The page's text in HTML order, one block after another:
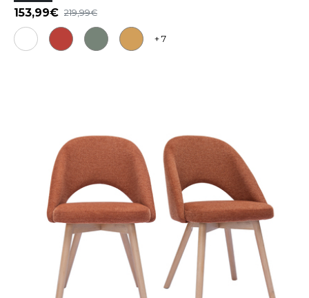
153,99 219,99
+ 7